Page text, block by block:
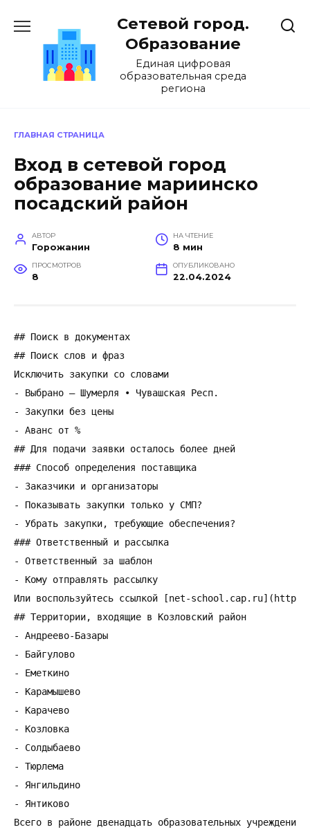
содержанию
Сетевой город.
Образование
Единая цифровая
образовательная среда
региона
ГЛАВНАЯ СТРАНИЦА
Вход в сетевой город
образование мариинско
посадский район
АВТОР
Горожанин
НА ЧТЕНИЕ
8 мин
ПРОСМОТРОВ
8
ОПУБЛИКОВАНО
22.04.2024
## Поиск в документах
## Поиск слов и фраз
Исключить закупки со словами
- Выбрано — Шумерля • Чувашская Респ.
- Закупки без цены
- Аванс от %
## Для подачи заявки осталось более дней
### Способ определения поставщика
- Заказчики и организаторы
- Показывать закупки только у СМП?
- Убрать закупки, требующие обеспечения?
### Ответственный и рассылка
- Ответственный за шаблон
- Кому отправлять рассылку
Или воспользуйтесь ссылкой [net-
## Территории, входящие в Козловский район
- Андреево-Базары
- Байгулово
- Еметкино
- Карамышево
- Карачево
- Козловка
- Солдыбаево
- Тюрлема
- Янгильдино
- Янтиково
Всего в районе двенадцать образовательных учреждений.